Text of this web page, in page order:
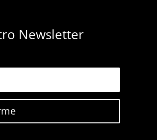
Newsletter